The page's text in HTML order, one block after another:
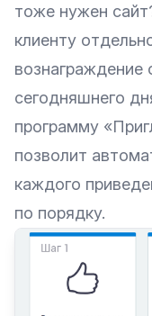
тоже нужен
клиенту
вознаграждение
сегодняшнего
программу
позволит
каждого
по порядку.